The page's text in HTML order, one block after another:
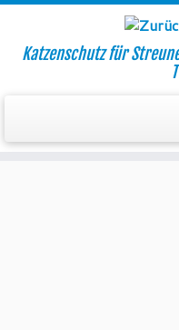
springen
Katzenschutz für